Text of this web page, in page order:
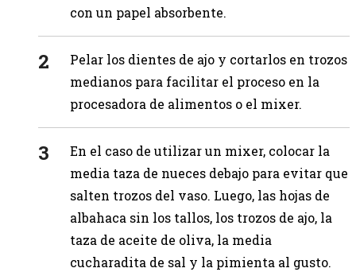
con un papel absorbente.
Pelar los dientes de ajo y cortarlos en trozos
medianos para facilitar el proceso en la
procesadora de alimentos o el mixer.
En el caso de utilizar un mixer, colocar la
media taza de nueces debajo para evitar que
salten trozos del vaso. Luego, las hojas de
albahaca sin los tallos, los trozos de ajo, la
taza de aceite de oliva, la media
cucharadita de sal y la pimienta al gusto.